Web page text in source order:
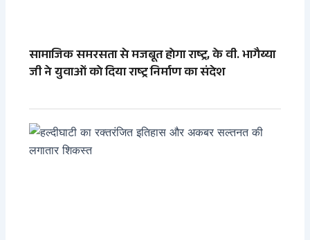
सामाजिक समरसता से मजबूत होगा राष्ट्र, के वी. भागैय्या
जी ने युवाओं को दिया राष्ट्र निर्माण का संदेश